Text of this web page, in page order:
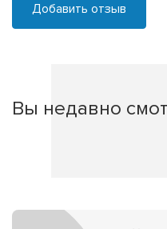
Добавить отзыв
Вы недавно